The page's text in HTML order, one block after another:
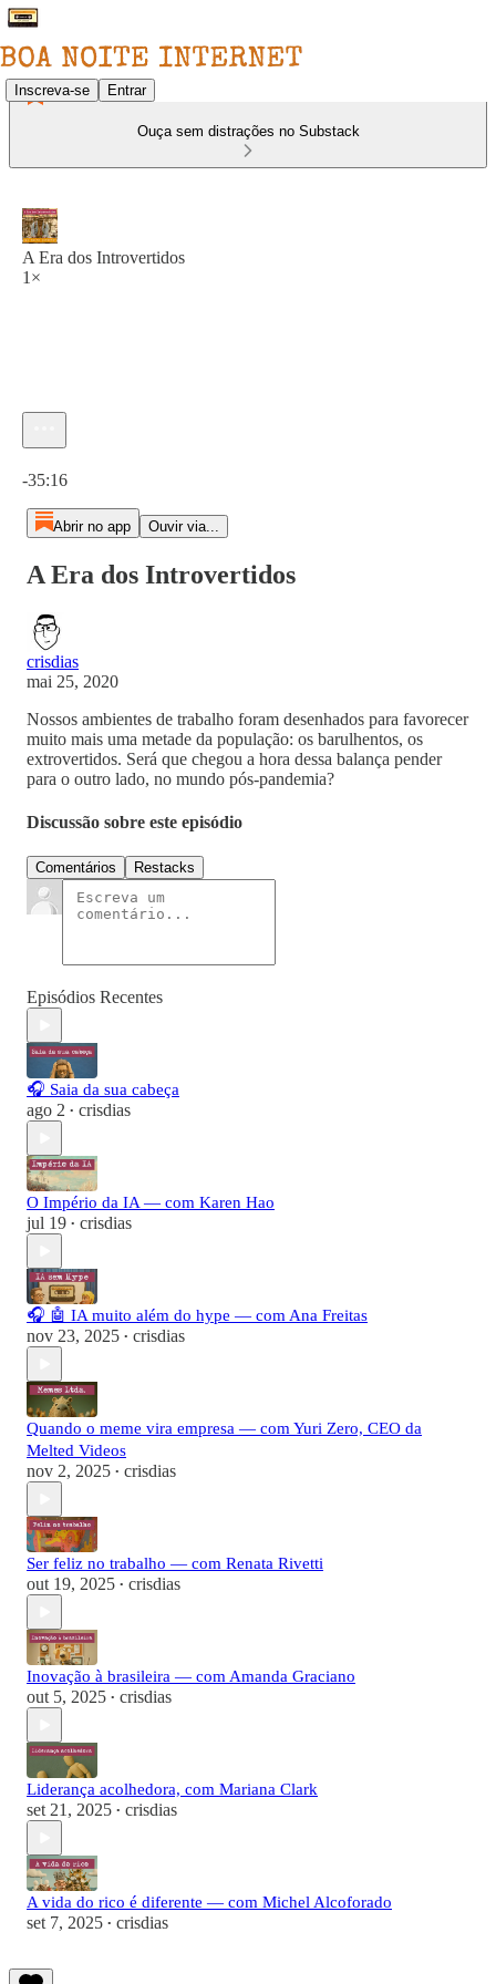
Inscreva-se Entrar
Ouça sem distrações no Substack
A Era dos Introvertidos
1×
-35:16
Abrir no app Ouvir via...
A Era dos Introvertidos
crisdias
mai 25, 2020
Nossos ambientes de trabalho foram desenhados para favorecer
muito mais uma metade da população: os barulhentos, os
extrovertidos. Será que chegou a hora dessa balança pender
para o outro lado, no mundo pós-pandemia?
Discussão sobre este episódio
Comentários Restacks
Episódios Recentes
🎧 Saia da sua cabeça
ago 2 • crisdias
O Império da IA — com Karen Hao
jul 19 • crisdias
🎧 🤖 IA muito além do hype — com Ana Freitas
nov 23, 2025 • crisdias
Quando o meme vira empresa — com Yuri Zero, CEO da
Melted Videos
nov 2, 2025 • crisdias
Ser feliz no trabalho — com Renata Rivetti
out 19, 2025 • crisdias
Inovação à brasileira — com Amanda Graciano
out 5, 2025 • crisdias
Liderança acolhedora, com Mariana Clark
set 21, 2025 • crisdias
A vida do rico é diferente — com Michel Alcoforado
set 7, 2025 • crisdias